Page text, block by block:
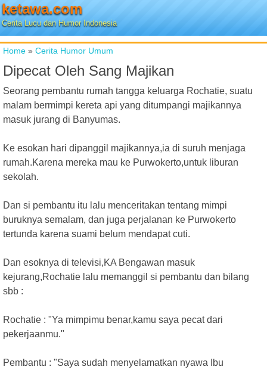
ketawa.com
Cerita Lucu dan Humor Indonesia
Home » Cerita Humor Umum
Dipecat Oleh Sang Majikan
Seorang pembantu rumah tangga keluarga Rochatie, suatu
malam bermimpi kereta api yang ditumpangi majikannya
masuk jurang di Banyumas.
Ke esokan hari dipanggil majikannya,ia di suruh menjaga
rumah.Karena mereka mau ke Purwokerto,untuk liburan
sekolah.
Dan si pembantu itu lalu menceritakan tentang mimpi
buruknya semalam, dan juga perjalanan ke Purwokerto
tertunda karena suami belum mendapat cuti.
Dan esoknya di televisi,KA Bengawan masuk
kejurang,Rochatie lalu memanggil si pembantu dan bilang
sbb :
Rochatie : "Ya mimpimu benar,kamu saya pecat dari
pekerjaanmu."
Pembantu : "Saya sudah menyelamatkan nyawa Ibu